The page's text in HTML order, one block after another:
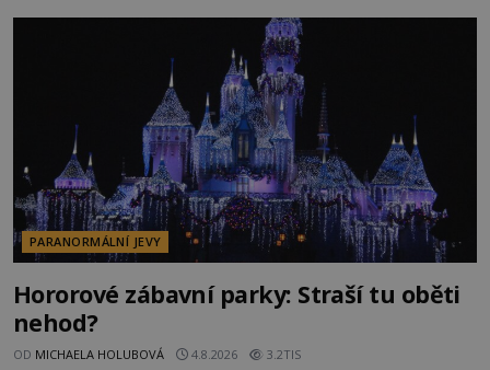
následně nalezne schovaný kokain. Tímto
momentem se slavnému
PARANORMÁLNÍ JEVY
Hororové zábavní parky: Straší tu oběti
nehod?
OD MICHAELA HOLUBOVÁ 4.8.2026 3.2TIS